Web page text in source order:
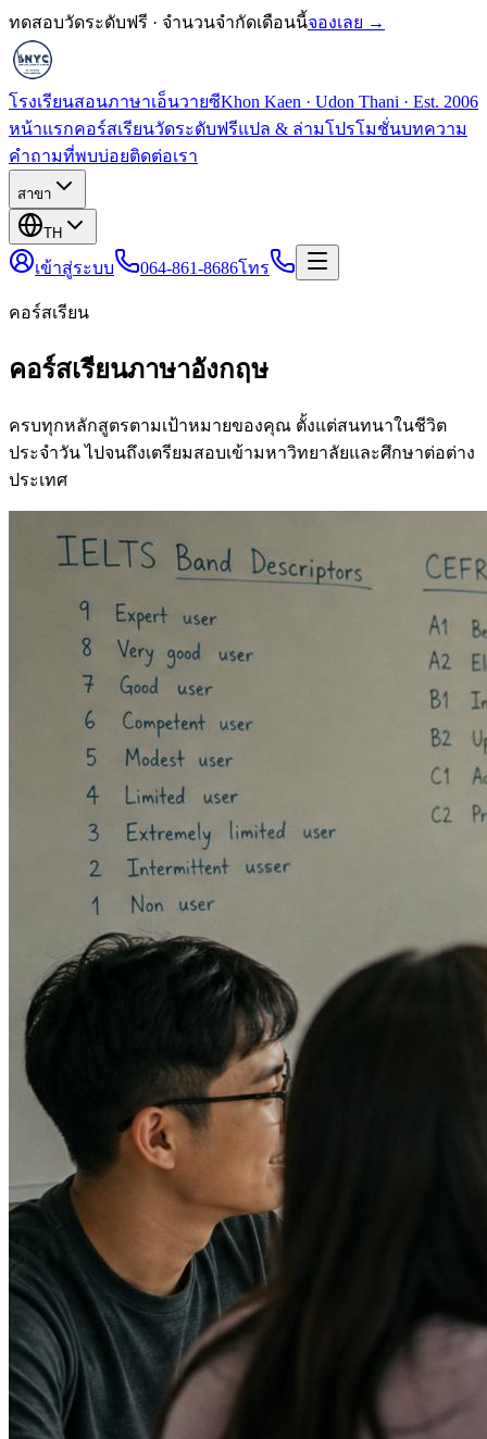
ทดสอบวัดระดับฟรี · จำนวนจำกัดเดือนนี้จองเลย →
โรงเรียนสอนภาษาเอ็นวายซีKhon Kaen · Udon Thani · Est. 2006
หน้าแรกคอร์สเรียนวัดระดับฟรีแปล & ล่ามโปรโมชั่นบทความ
คำถามที่พบบ่อยติดต่อเรา
สาขา
TH
เข้าสู่ระบบ 064-861-8686โทร
คอร์สเรียน
คอร์สเรียนภาษาอังกฤษ
ครบทุกหลักสูตรตามเป้าหมายของคุณ ตั้งแต่สนทนาในชีวิต
ประจำวัน ไปจนถึงเตรียมสอบเข้ามหาวิทยาลัยและศึกษาต่อต่าง
ประเทศ